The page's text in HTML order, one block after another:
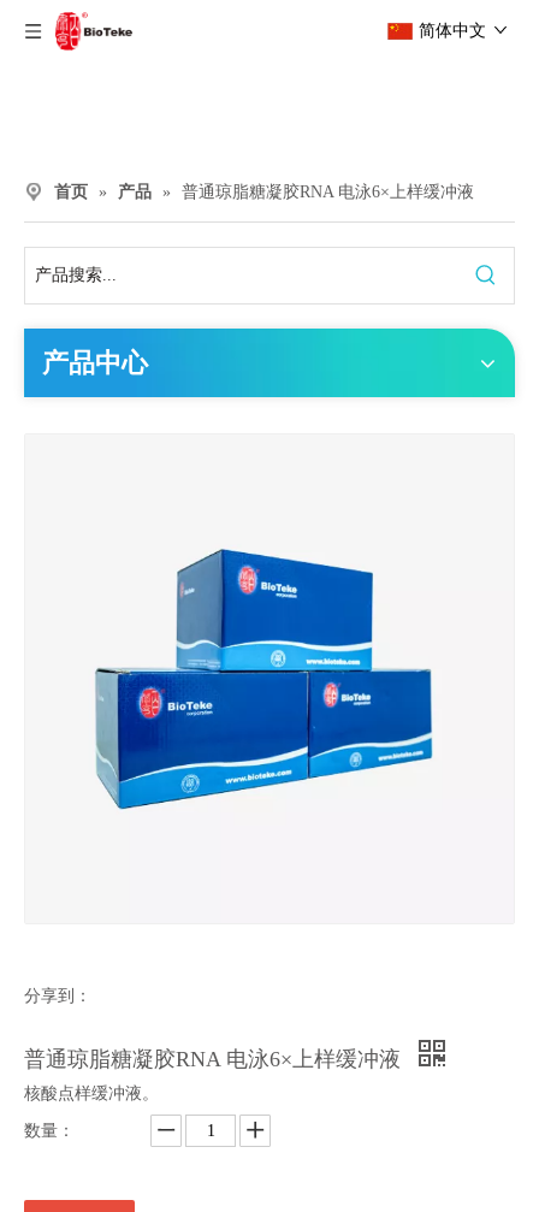
简体中文
首页 » 产品 » 普通琼脂糖凝胶RNA 电泳6×上样缓冲液
产品中心
分享到：
普通琼脂糖凝胶RNA 电泳6×上样缓冲液
核酸点样缓冲液。
数量：